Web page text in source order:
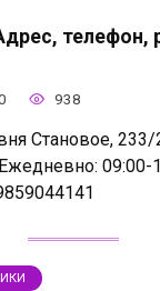
телефон,
938
Становое,
09:00-